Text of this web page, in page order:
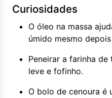
Curiosidades
O óleo na massa
úmido mesmo
Peneirar a farinha
leve e fofinho.
O bolo de cenoura é